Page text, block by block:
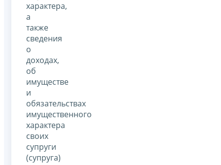
характера,
а
также
сведения
о
доходах,
об
имуществе
и
обязательствах
имущественного
характера
своих
супруги
(супруга)